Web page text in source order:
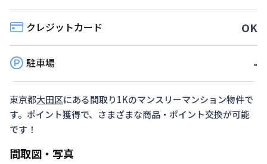
クレジットカード OK
駐車場 -
東京都大田区にある間取り1Kのマンスリーマンション物件で
す。ポイント獲得で、さまざまな商品・ポイント交換が可能
です！
間取図・写真